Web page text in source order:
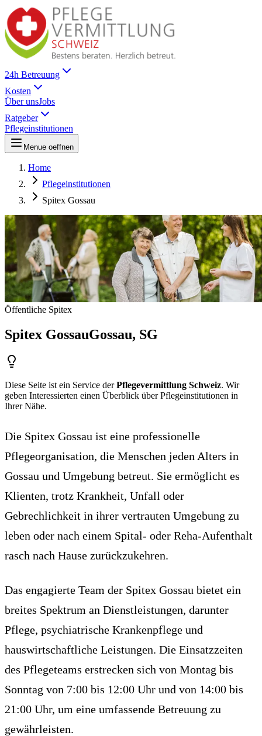
24h Betreuung
Kosten
Über unsJobs
Ratgeber
Pflegeinstitutionen
Menue oeffnen
Home
Pflegeinstitutionen
Spitex Gossau
Öffentliche Spitex
Spitex GossauGossau, SG
Diese Seite ist ein Service derPflegevermittlung Schweiz. Wir
geben Interessierten einen Überblick über Pflegeinstitutionen in
Ihrer Nähe.
Die Spitex Gossau ist eine professionelle
Pflegeorganisation, die Menschen jeden Alters in
Gossau und Umgebung betreut. Sie ermöglicht es
Klienten, trotz Krankheit, Unfall oder
Gebrechlichkeit in ihrer vertrauten Umgebung zu
leben oder nach einem Spital- oder Reha-Aufenthalt
rasch nach Hause zurückzukehren.
Das engagierte Team der Spitex Gossau bietet ein
breites Spektrum an Dienstleistungen, darunter
Pflege, psychiatrische Krankenpflege und
hauswirtschaftliche Leistungen. Die Einsatzzeiten
des Pflegeteams erstrecken sich von Montag bis
Sonntag von 7:00 bis 12:00 Uhr und von 14:00 bis
21:00 Uhr, um eine umfassende Betreuung zu
gewährleisten.